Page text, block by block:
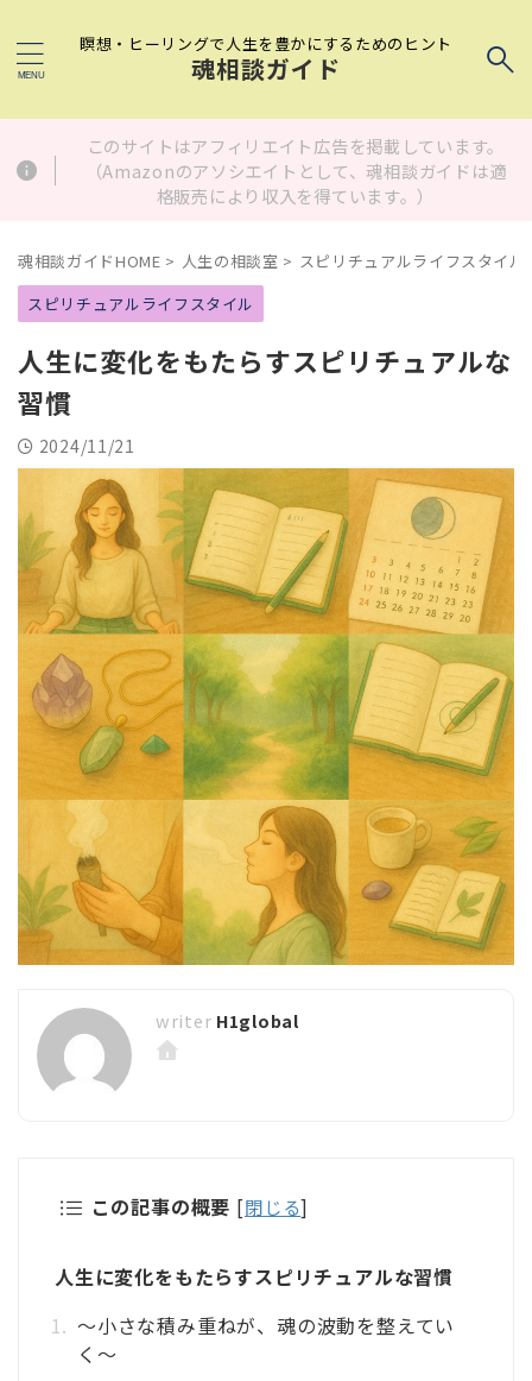
瞑想・ヒーリングで人生を豊かにするためのヒント
魂相談ガイド
このサイトはアフィリエイト広告を掲載しています。
（Amazonのアソシエイトとして、魂相談ガイドは適
格販売により収入を得ています。）
魂相談ガイドHOME > 人生の相談室 > スピリチュアルライフスタイル
スピリチュアルライフスタイル
人生に変化をもたらすスピリチュアルな
習慣
2024/11/21
H1global
この記事の概要 [閉じる]
人生に変化をもたらすスピリチュアルな習慣
〜小さな積み重ねが、魂の波動を整えてい
く〜